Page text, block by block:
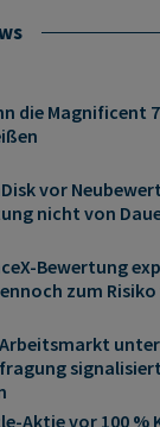
die Magnificent
vor
nicht von
Bewertung
zum
Aktie vor 100 %